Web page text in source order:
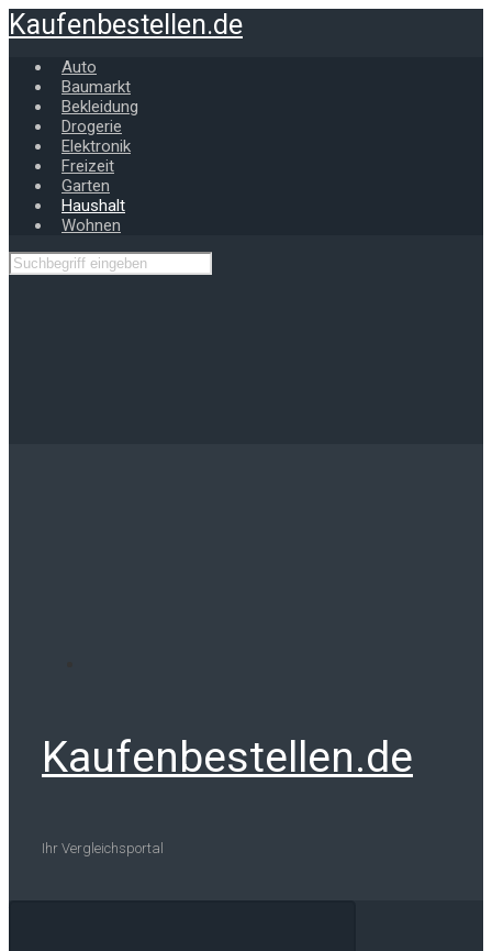
Zum
Hauptinhalt
springen
Kaufenbestellen.de
Auto
Baumarkt
Bekleidung
Drogerie
Elektronik
Freizeit
Garten
Haushalt
Wohnen
Kaufenbestellen.de
Ihr Vergleichsportal